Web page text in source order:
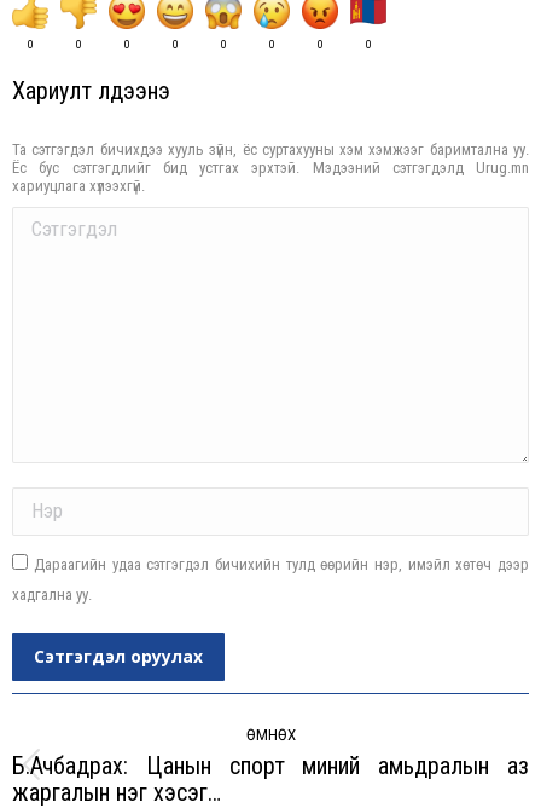
0 0 0 0 0 0 0 0
Хариулт үлдээнэ үү
Та сэтгэгдэл бичихдээ хууль зүйн, ёс суртахууны хэм хэмжээг баримтална уу.
Ёс бус сэтгэгдлийг бид устгах эрхтэй. Мэдээний сэтгэгдэлд Urug.mn
хариуцлага хүлээхгүй.
Comment
Дараагийн удаа сэтгэгдэл бичихийн тулд өөрийн нэр, имэйл хөтөч дээр
хадгална уу.
Сэтгэгдэл оруулах
navigation
ӨМНӨХ
Previous
Б.Ачбадрах: Цанын спорт миний амьдралын аз
жаргалын нэг хэсэг…